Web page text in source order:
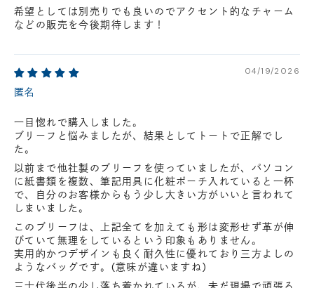
希望としては別売りでも良いのでアクセント的なチャーム
などの販売を今後期待します！
04/19/2026
匿名
一目惚れで購入しました。
ブリーフと悩みましたが、結果としてトートで正解でし
た。
以前まで他社製のブリーフを使っていましたが、パソコン
に紙書類を複数、筆記用具に化粧ポーチ入れていると一杯
で、自分のお客様からもう少し大きい方がいいと言われて
しまいました。
このブリーフは、上記全てを加えても形は変形せず革が伸
びていて無理をしているという印象もありません。
実用的かつデザインも良く耐久性に優れており三方よしの
ようなバッグです。(意味が違いますね)